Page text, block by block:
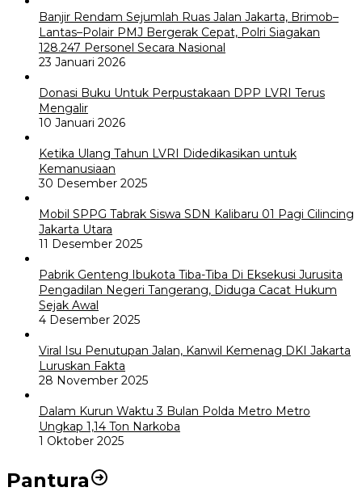
Banjir Rendam Sejumlah Ruas Jalan Jakarta, Brimob–
Lantas–Polair PMJ Bergerak Cepat, Polri Siagakan
128.247 Personel Secara Nasional
23 Januari 2026
Donasi Buku Untuk Perpustakaan DPP LVRI Terus
Mengalir
10 Januari 2026
Ketika Ulang Tahun LVRI Didedikasikan untuk
Kemanusiaan
30 Desember 2025
Mobil SPPG Tabrak Siswa SDN Kalibaru 01 Pagi Cilincing
Jakarta Utara
11 Desember 2025
Pabrik Genteng Ibukota Tiba-Tiba Di Eksekusi Jurusita
Pengadilan Negeri Tangerang, Diduga Cacat Hukum
Sejak Awal
4 Desember 2025
Viral Isu Penutupan Jalan, Kanwil Kemenag DKI Jakarta
Luruskan Fakta
28 November 2025
Dalam Kurun Waktu 3 Bulan Polda Metro Metro
Ungkap 1,14 Ton Narkoba
1 Oktober 2025
Pantura